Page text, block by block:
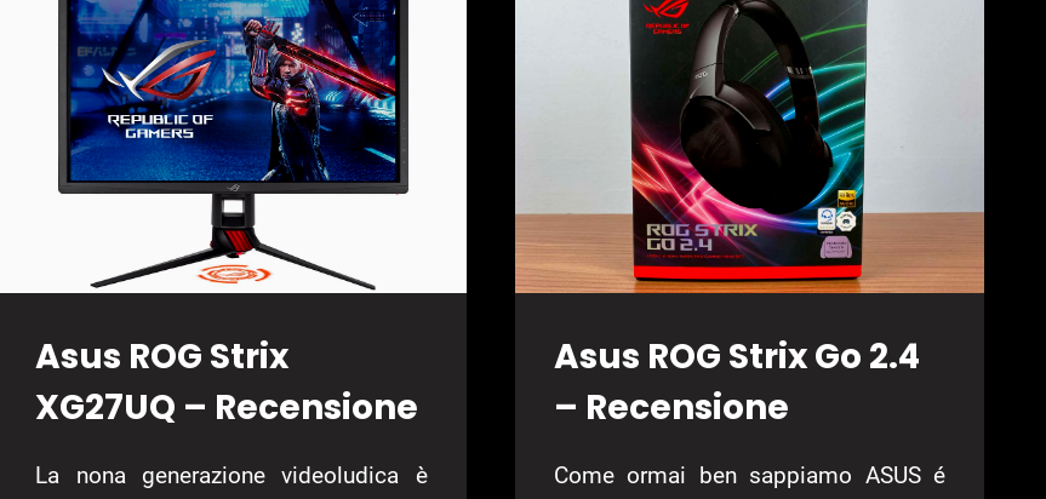
–
RECENSIONE
Asus ROG Strix
XG27UQ – Recensione
La nona generazione videoludica è
Asus ROG Strix Go 2.4
– Recensione
Come ormai ben sappiamo ASUS é